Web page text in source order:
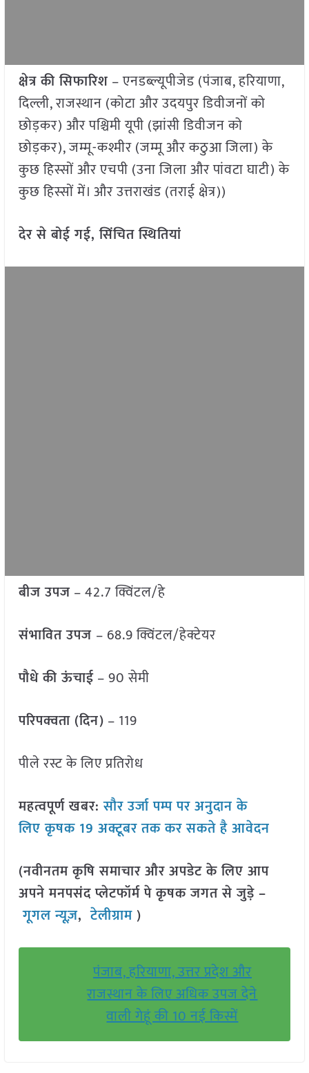
क्षेत्र की सिफारिश – एनडब्ल्यूपीजेड (पंजाब, हरियाणा,
दिल्ली, राजस्थान (कोटा और उदयपुर डिवीजनों को
छोड़कर) और पश्चिमी यूपी (झांसी डिवीजन को
छोड़कर), जम्मू-कश्मीर (जम्मू और कठुआ जिला) के
कुछ हिस्सों और एचपी (उना जिला और पांवटा घाटी) के
कुछ हिस्सों में। और उत्तराखंड (तराई क्षेत्र))
देर से बोई गई, सिंचित स्थितियां
बीज उपज– 42.7 क्विंटल/हे
संभावित उपज – 68.9 क्विंटल/हेक्टेयर
पौधे की ऊंचाई– 90 सेमी
परिपक्वता (दिन) – 119
पीले रस्ट के लिए प्रतिरोध
महत्वपूर्ण खबर:सौर उर्जा पम्प पर अनुदान के
लिए कृषक 19 अक्टूबर तक कर सकते है आवेदन
(नवीनतम कृषि समाचार और अपडेट के लिए आप
अपने मनपसंद प्लेटफॉर्म पे कृषक जगत से जुड़े –
गूगल न्यूज़,टेलीग्राम )
पंजाब, हरियाणा, उत्तर प्रदेश और
राजस्थान के लिए अधिक उपज देने
वाली गेहूं की 10 नई किस्में